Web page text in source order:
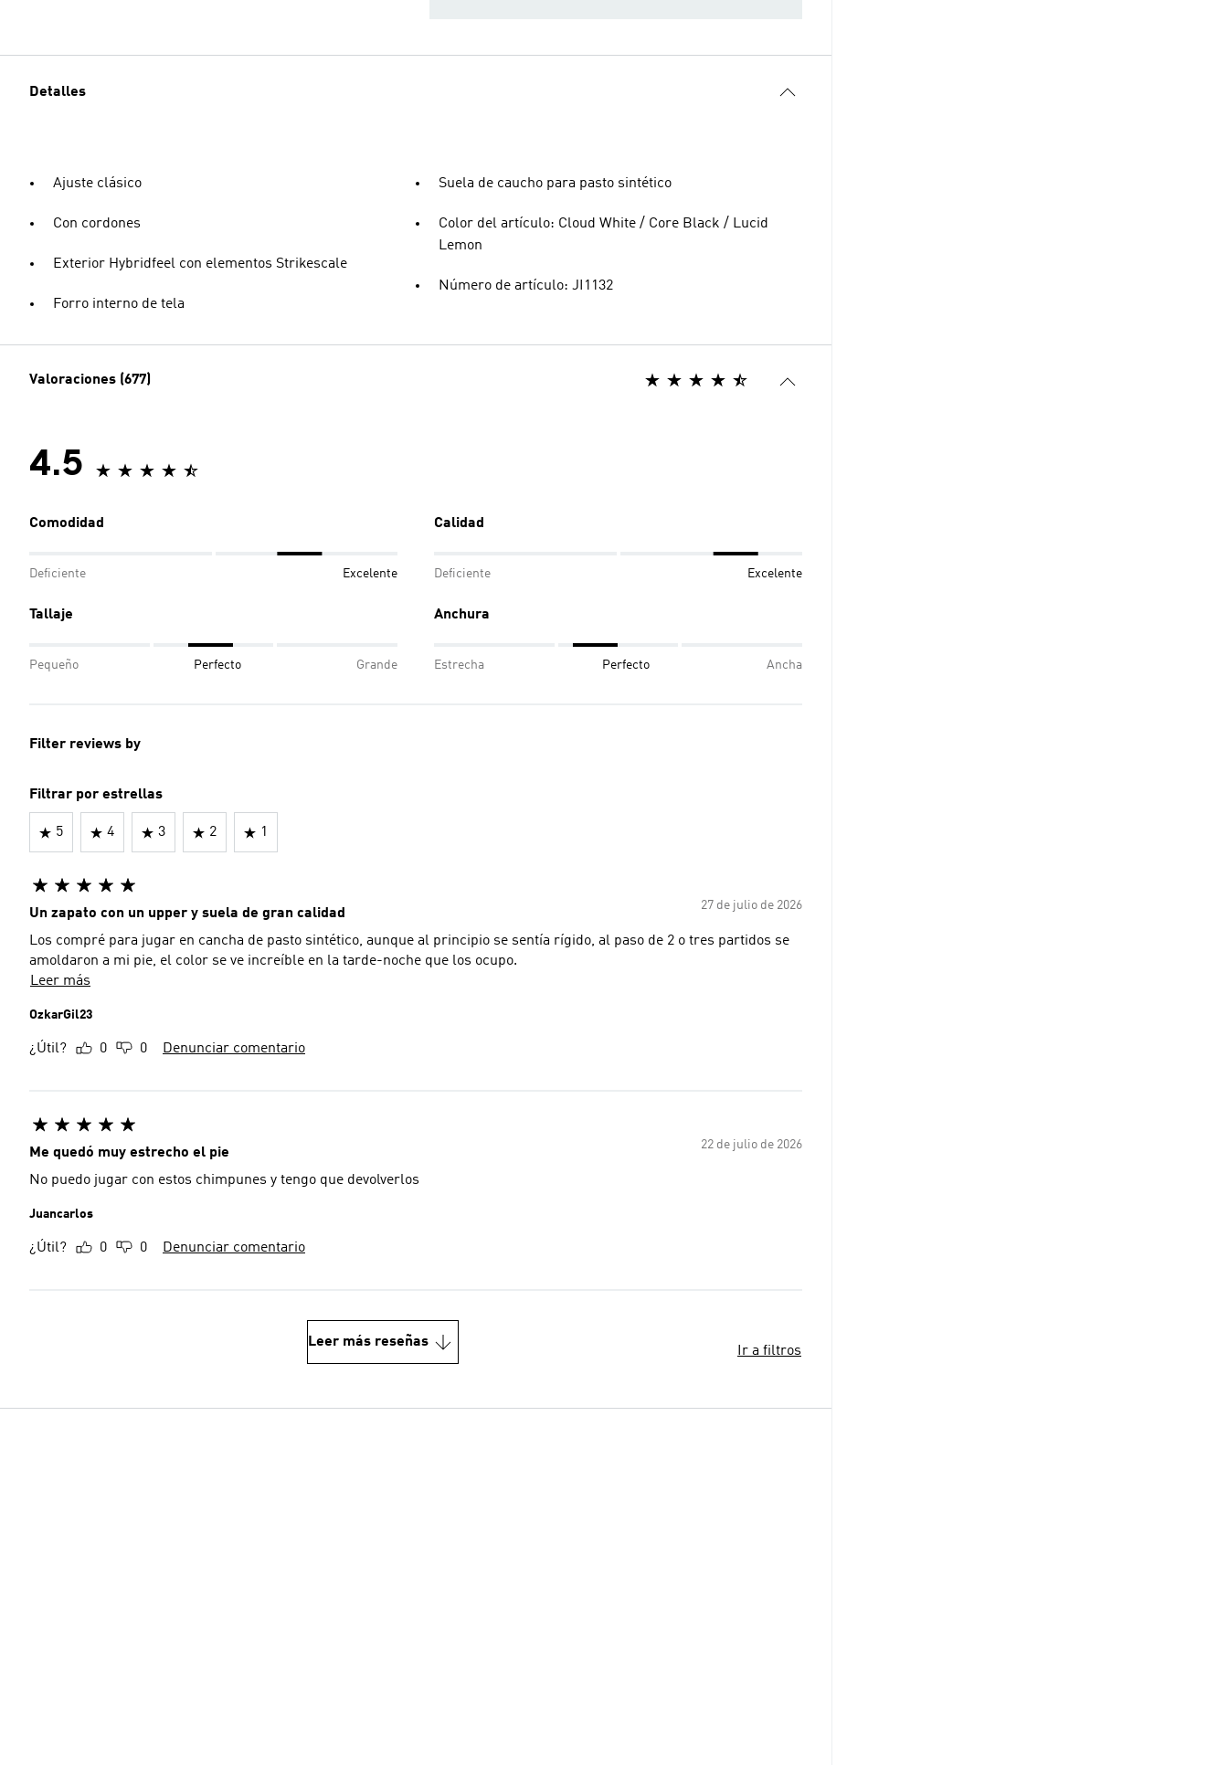
Detalles
Ajuste clásico
Con cordones
Exterior Hybridfeel con elementos Strikescale
Forro interno de tela
Suela de caucho para pasto sintético
Color del artículo: Cloud White / Core Black / Lucid
Lemon
Número de artículo: JI1132
Valoraciones (677)
4.5
Comodidad
Deficiente Excelente
Calidad
Deficiente Excelente
Tallaje
Pequeño Perfecto Grande
Anchura
Estrecha Perfecto Ancha
Filter reviews by
Filtrar por estrellas
5 4 3 2 1
27 de julio de 2026
Un zapato con un upper y suela de gran calidad
Los compré para jugar en cancha de pasto sintético, aunque al principio se sentía rígido, al paso de 2 o tres partidos se
amoldaron a mi pie, el color se ve increíble en la tarde-noche que los ocupo.
Leer más
OzkarGil23
¿Útil? 0 0 Denunciar comentario
22 de julio de 2026
Me quedó muy estrecho el pie
No puedo jugar con estos chimpunes y tengo que devolverlos
Juancarlos
¿Útil? 0 0 Denunciar comentario
Leer más reseñas
Ir a filtros